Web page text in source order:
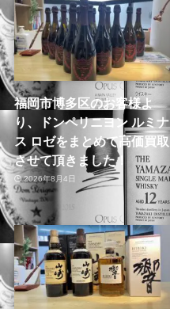
福岡市博多区のお客様よ
り、ドンペリニヨン ルミナ
ス ロゼをまとめて高価買取
させて頂きました！
2026年8月4日